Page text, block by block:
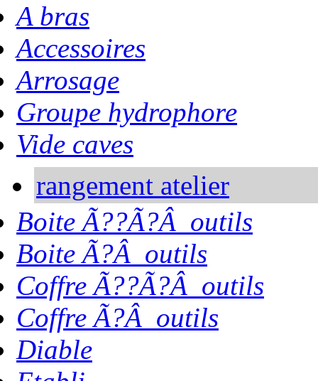
A bras
Accessoires
Arrosage
Groupe hydrophore
Vide caves
rangement atelier
Boite Ã??Ã?Â outils
Boite Ã?Â outils
Coffre Ã??Ã?Â outils
Coffre Ã?Â outils
Diable